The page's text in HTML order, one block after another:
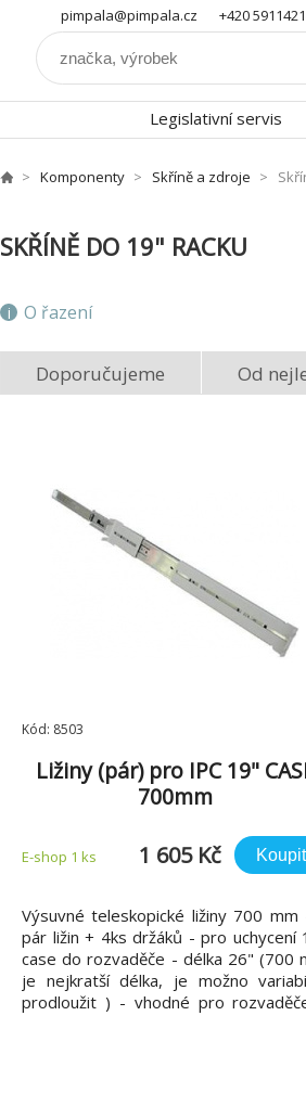
pimpala@pimpala.cz +420
Legislativní servis
Komponenty Skříně a zdroje
SKŘÍNĚ DO 19" RACKU
O řazení
Doporučujeme Od
Kód: 8503
Ližiny (pár) pro IPC 19"
700mm
E-shop 1 ks 1 605 Kč Koupit
Výsuvné teleskopické ližiny 700 mm
pár ližin + 4ks držáků - pro uchycení
case do rozvaděče - délka 26" (700
je nejkratší délka, je možno
prodloužit ) - vhodné pro